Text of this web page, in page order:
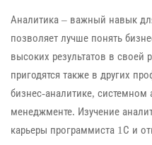
Аналитика – важный навык
позволяет лучше понять
высоких результатов в своей
пригодятся также в других
бизнес-аналитике, системном
менеджменте. Изучение
карьеры программиста 1С и